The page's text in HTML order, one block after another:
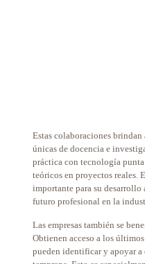
Estas colaboraciones
únicas de docencia e
práctica con tecnología
teóricos en proyectos reales.
importante para su desarrollo
futuro profesional en la
Las empresas también se
Obtienen acceso a los
pueden identificar y apoyar a